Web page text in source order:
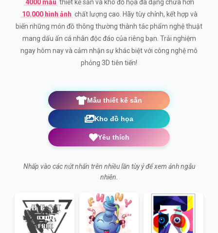
4000 mẫu thiết kế sẵn và kho đồ họa đa dạng chứa hơn
10.000 hình ảnh chất lượng cao. Hãy tùy chỉnh, kết hợp và
biến những món đồ thông thường thành tác phẩm nghệ thuật
mang dấu ấn cá nhân độc đáo của riêng bạn. Trải nghiệm
ngay hôm nay và cảm nhận sự khác biệt với công nghệ mô
phỏng 3D tiên tiến!
Mẫu thiết kế sẵn
Kho đồ họa
Yêu thích
Nhấp vào các nút nhấn trên nhiều lần tùy ý để xem ảnh ngẫu
nhiên.